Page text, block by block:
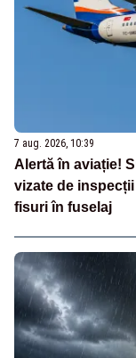
7 aug. 2026, 10:39
Alertă în aviație!
vizate de
fisuri în fuselaj